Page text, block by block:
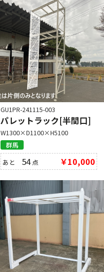
GU1PR-241115-003
パレットラック[半間口]
W1300×D1100×H5100
群馬
あと 54点 ￥10,000